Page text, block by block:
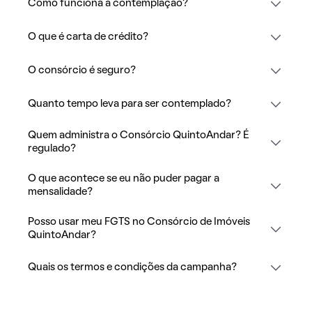
Como funciona a contemplação?
O que é carta de crédito?
O consórcio é seguro?
Quanto tempo leva para ser contemplado?
Quem administra o Consórcio QuintoAndar? É
regulado?
O que acontece se eu não puder pagar a
mensalidade?
Posso usar meu FGTS no Consórcio de Imóveis
QuintoAndar?
Quais os termos e condições da campanha?